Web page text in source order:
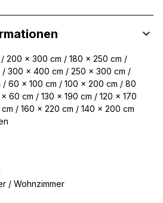
200 x 300 cm / 180 x 250 cm /
/ 300 x 400 cm / 250 x 300 cm /
60 x 100 cm / 100 x 200 cm / 80
60 cm / 130 x 190 cm / 120 x 170
/ 160 x 220 cm / 140 x 200 cm
/ Wohnzimmer